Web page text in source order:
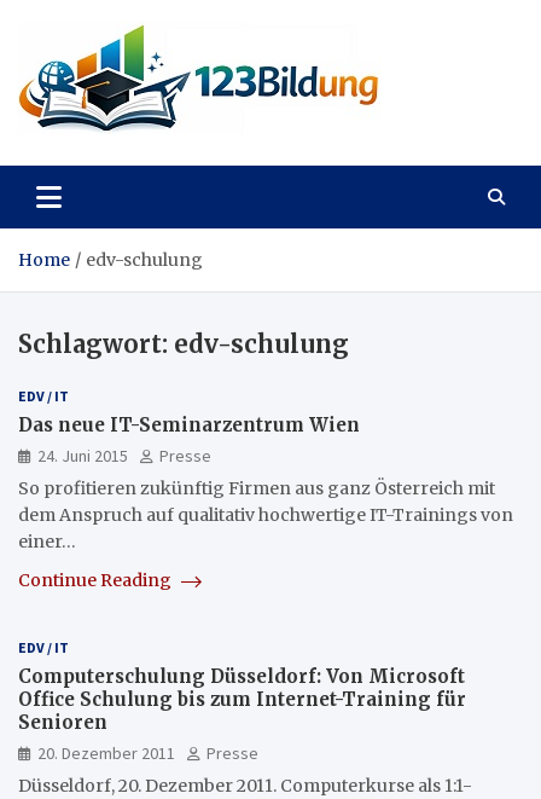
content
123Bildung
Home edv-schulung
Schlagwort: edv-schulung
EDV / IT
Das neue IT-Seminarzentrum Wien
24. Juni 2015
Presse
So profitieren zukünftig Firmen aus ganz Österreich mit
dem Anspruch auf qualitativ hochwertige IT-Trainings von
einer…
Continue Reading
EDV / IT
Computerschulung Düsseldorf: Von Microsoft
Office Schulung bis zum Internet-Training für
Senioren
20. Dezember 2011
Presse
Düsseldorf, 20. Dezember 2011. Computerkurse als 1:1-